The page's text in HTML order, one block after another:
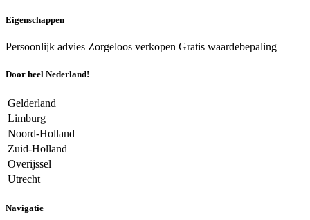
Eigenschappen
Persoonlijk advies Zorgeloos verkopen Gratis waardebepaling
Door heel Nederland!
Gelderland
Limburg
Noord-Holland
Zuid-Holland
Overijssel
Utrecht
Navigatie